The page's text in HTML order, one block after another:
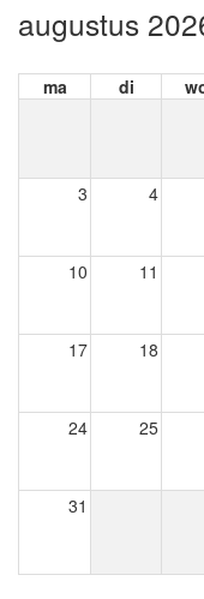
augustus
ma di
3 4
10 11
17 18
24 25
31